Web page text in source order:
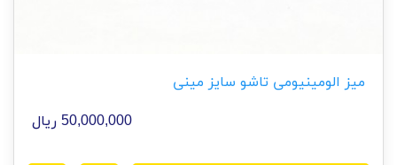
میز الومینیومی تاشو سایز مینی
50,000,000 ریال